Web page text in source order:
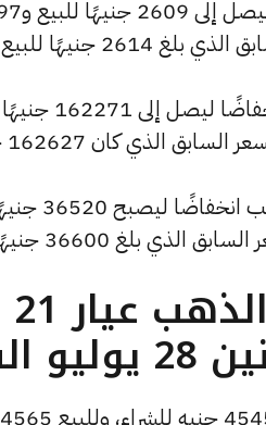
و2600 جنيهًا للشراء.
مساءً )